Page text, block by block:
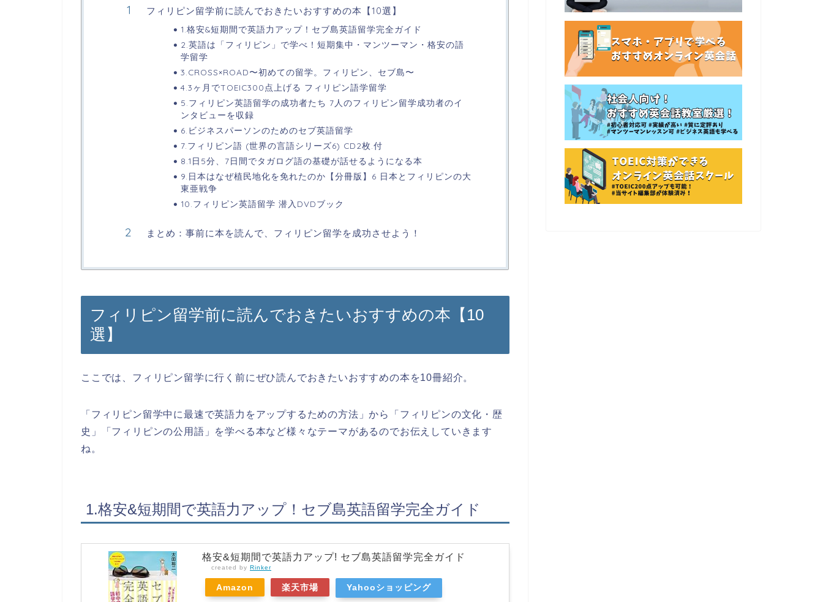
フィリピン留学前に読んでおきたいおすすめの本【10選】
1.格安&短期間で英語力アップ！セブ島英語留学完全ガイド
2.英語は「フィリピン」で学べ！短期集中・マンツーマン・格安の語
学留学
3.CROSS×ROAD〜初めての留学。フィリピン、セブ島〜
4.3ヶ月でTOEIC300点上げる フィリピン語学留学
5.フィリピン英語留学の成功者たち 7人のフィリピン留学成功者のイ
ンタビューを収録
6.ビジネスパーソンのためのセブ英語留学
7.フィリピン語 (世界の言語シリーズ6) CD2枚.付
8.1日5分、7日間でタガログ語の基礎が話せるようになる本
9.日本はなぜ植民地化を免れたのか【分冊版】6 日本とフィリピンの大
東亜戦争
10.フィリピン英語留学 潜入DVDブック
まとめ：事前に本を読んで、フィリピン留学を成功させよう！
フィリピン留学前に読んでおきたいおすすめの本【10
選】
ここでは、フィリピン留学に行く前にぜひ読んでおきたいおすすめの本を10冊紹介。
「フィリピン留学中に最速で英語力をアップするための方法」から「フィリピンの文化・歴
史」「フィリピンの公用語」を学べる本など様々なテーマがあるのでお伝えしていきます
ね。
1.格安&短期間で英語力アップ！セブ島英語留学完全ガイド
格安&短期間で英語力アップ! セブ島英語留学完全ガイド
created by Rinker
Amazon 楽天市場 Yahooショッピング